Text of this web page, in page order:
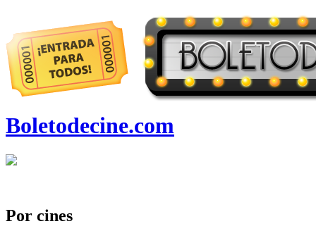
Boletodecine.com
Por cines